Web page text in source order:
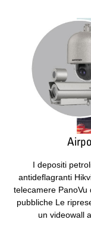
I depositi
antideflagranti
telecamere
pubbliche Le
un videowall